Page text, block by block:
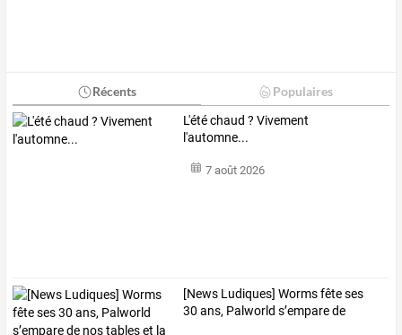
Récents Populaires
L'été chaud ? Vivement
l'automne...
7 août 2026
[News Ludiques] Wormsfêteses
30 ans, Palworld s’emparede